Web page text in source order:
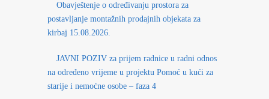
Obavještenje o određivanju prostora za
postavljanje montažnih prodajnih objekata za
kirbaj 15.08.2026.
JAVNI POZIV za prijem radnice u radni odnos
na određeno vrijeme u projektu Pomoć u kući za
starije i nemoćne osobe – faza 4